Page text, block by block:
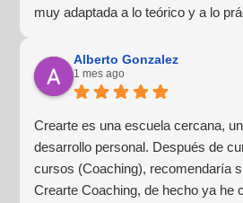
muy adaptada a lo teórico y a lo
¡Para mí fue una excelente
Alberto Gonzalez
1 mes ago
Crearte es una escuela cercana,
desarrollo personal. Después de
cursos (Coaching), recomendaría
Crearte Coaching, de hecho ya he